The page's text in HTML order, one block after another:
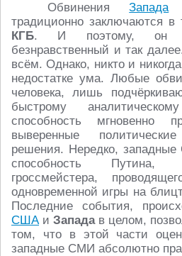
ОбвиненияЗападав
традиционно заключаются
КГБ. И поэтому, он
безнравственный и так
всём. Однако, никто и
недостатке ума. Любые
человека, лишь
быстрому
способность мгновенно
выверенные
решения. Нередко,
способность Путина,
гроссмейстера,
одновременной игры на
Последние события,
СШАи Западав целом,
том, что в этой части
западные СМИ абсолютно